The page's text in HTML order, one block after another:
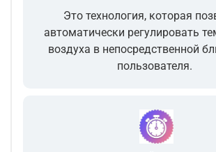
Это технология, которая
автоматически регулировать
воздуха в непосредственной
пользователя.